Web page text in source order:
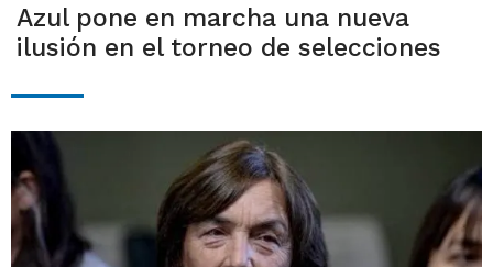
Azul pone en marcha una nueva
ilusión en el torneo de selecciones